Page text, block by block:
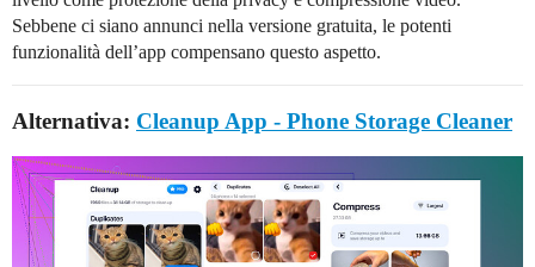
Sebbene ci siano annunci nella versione gratuita, le potenti
funzionalità dell’app compensano questo aspetto.
Alternativa: Cleanup App - Phone Storage Cleaner